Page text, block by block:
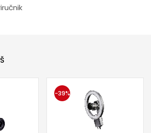
-39%